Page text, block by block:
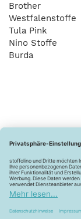
Brother
Westfalenstoffe
Tula Pink
Nino Stoffe
Burda